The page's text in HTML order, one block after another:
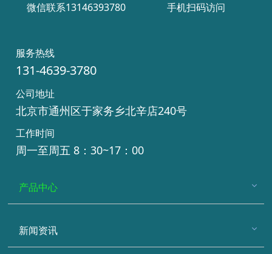
微信联系13146393780 手机扫码访问
服务热线
131-4639-3780
公司地址
北京市通州区于家务乡北辛店240号
工作时间
周一至周五 8：30~17：00
产品中心
新闻资讯